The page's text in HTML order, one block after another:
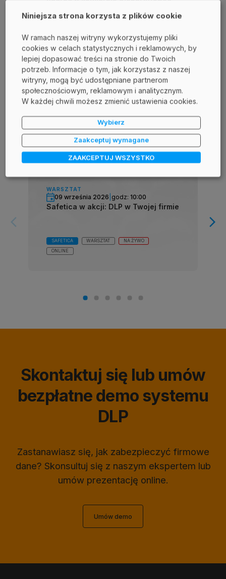
2025
#DLP
MEDIA O NAS
NAGRODY I WYRÓŻNIENIA
SAFETICA
Polecane wydarzenia:
arrow_forward_ios
WARSZTAT
09 września 2026 godz: 10:00
Safetica w akcji: DLP w Twojej firmie
SAFETICA WARSZTAT
NA ŻYWO
ONLINE
arrow_forward_ios
Skontaktuj się lub umów
bezpłatne demo systemu
DLP
Zastanawiasz się, jak zabezpieczyć firmowe
dane? Skonsultuj się z naszym ekspertem lub
umów prezentację online.
Umów demo
Niniejsza strona korzysta z plików cookie
W ramach naszej witryny wykorzystujemy pliki
cookies w celach statystycznych i reklamowych, by
lepiej dopasować treści na stronie do Twoich
potrzeb. Informacje o tym, jak korzystasz z naszej
witryny, mogą być udostępniane partnerom
społecznościowym, reklamowym i analitycznym.
W każdej chwili możesz zmienić ustawienia cookies.
Wybierz
Zaakceptuj wymagane
ZAAKCEPTUJ WSZYSTKO